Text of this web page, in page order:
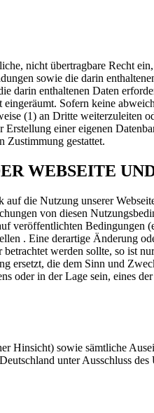
nicht übertragbare Recht
sowie die darin
darin enthaltenen Daten
Sofern keine
(1) an Dritte weiterzuleiten
einer eigenen
Zustimmung gestattet.
WEBSEITE
die Nutzung unserer
von diesen
veröffentlichten Bedingungen
. Eine derartige Änderung
werden sollte, so ist
ersetzt, die dem Sinn und
in der Lage sein, eines
sowie sämtliche
unter Ausschluss